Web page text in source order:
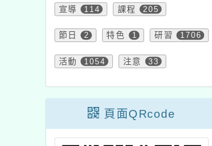
宣導 114 課程 205
節日 2 特色 1 研習 1706
活動 1054 注意 33
頁面QRcode